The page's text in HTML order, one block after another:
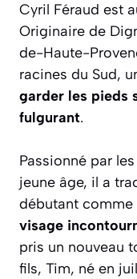
Cyril Féraud est
Originaire de
de-Haute-
racines du Sud,
garder les pieds
fulgurant.
Passionné par
jeune âge, il a
débutant
visage
pris un nouveau
fils, Tim, né en